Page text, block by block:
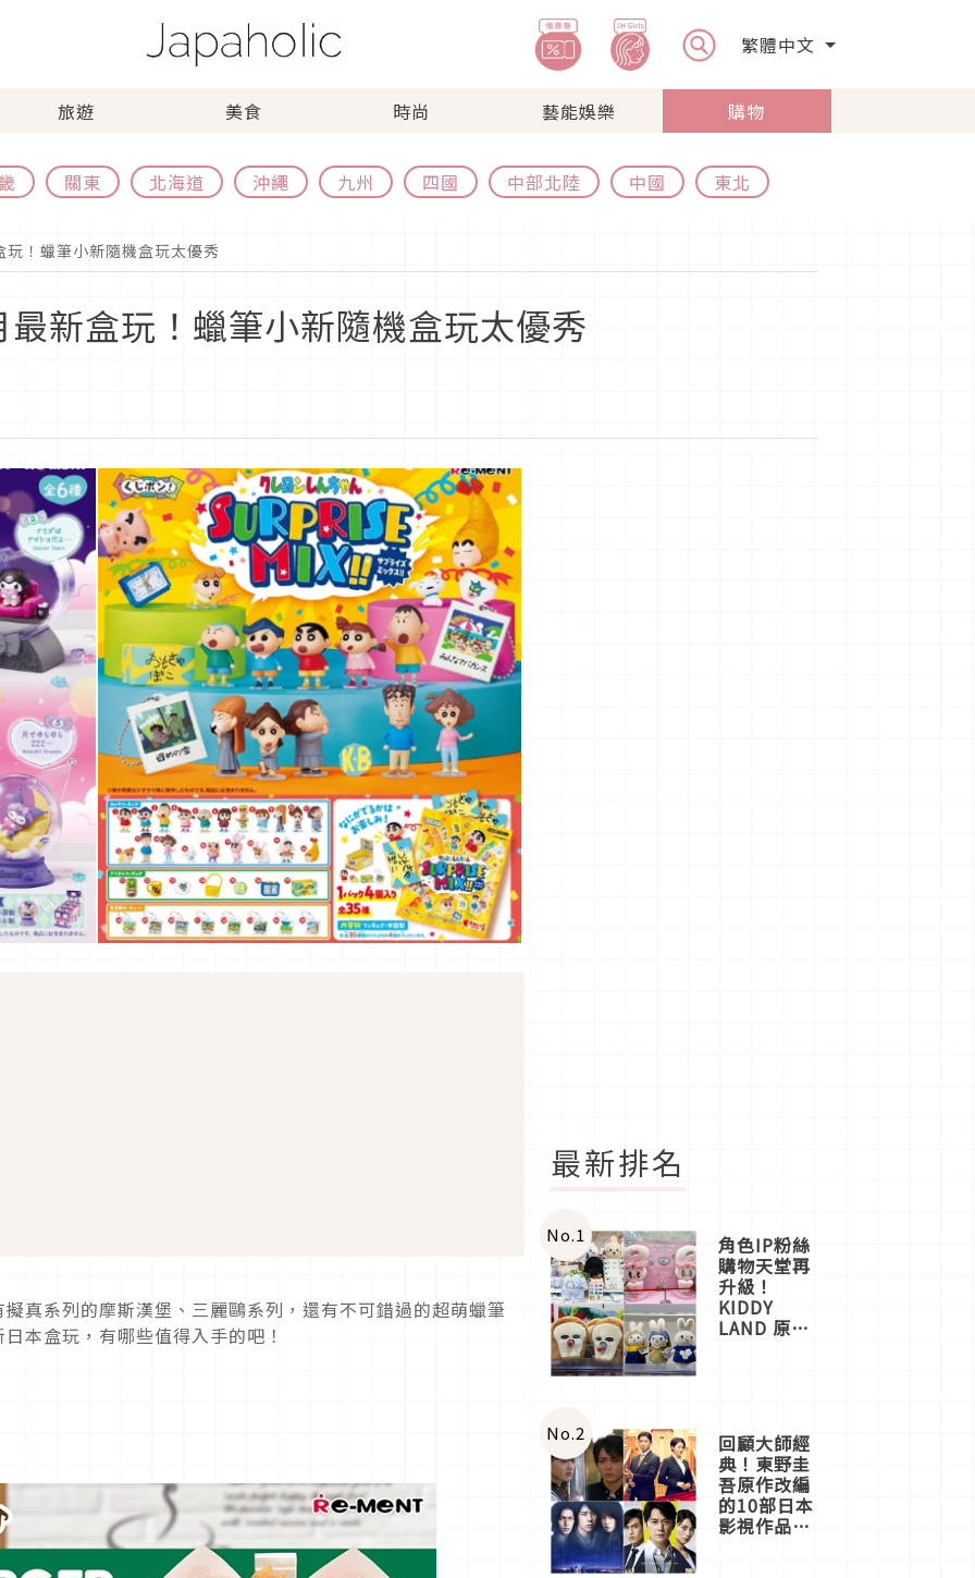
繁體中文
旅遊 美食 時尚 藝能娛樂 購物
關東 北海道 沖繩 九州 四國 中部北陸 中國 東北
！蠟筆小新隨機盒玩太優秀
新盒玩！蠟筆小新隨機盒玩太優秀
真系列的摩斯漢堡、三麗鷗系列，還有不可錯過的超萌蠟筆
本盒玩，有哪些值得入手的吧！
最新排名
No.1 角色IP粉絲
購物天堂再
升級！
KIDDY
LAND 原宿
店3分即達
No.2 回顧大師經
典！東野圭
吾原作改編
的10部日本
影視作品推